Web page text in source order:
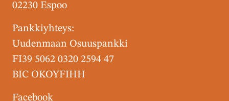
02230 Espoo
Pankkiyhteys:
Uudenmaan Osuuspankki
FI39 5062 0320 2594 47
BIC OKOYFIHH
Facebook